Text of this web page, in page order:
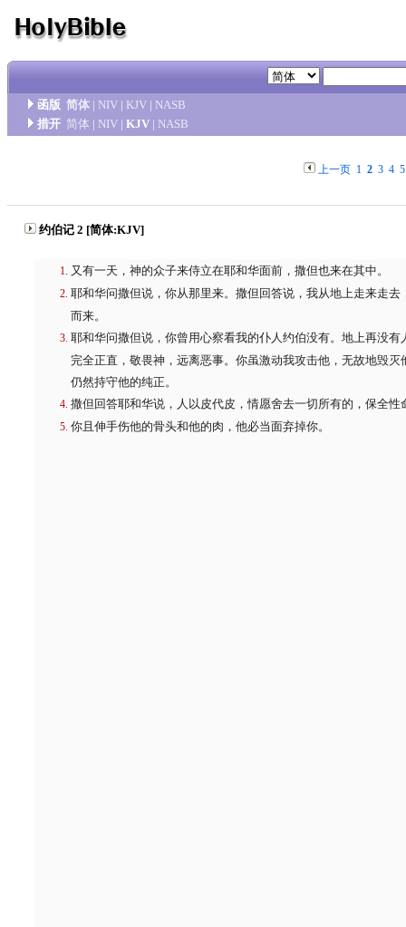
函版 简体 | NIV | KJV | NASB
措开 简体 | NIV | KJV | NASB
上一页 1 2 3 4 5
约伯记 2 [简体:KJV]
又有一天，神的众子来侍立在耶和华面前，撒但也来在其中。
耶和华问撒但说，你从那里来。撒但回答说，我从地上走来走去
而来。
耶和华问撒但说，你曾用心察看我的仆人约伯没有。地上再没有
完全正直，敬畏神，远离恶事。你虽激动我攻击他，无故地毁灭
仍然持守他的纯正。
撒但回答耶和华说，人以皮代皮，情愿舍去一切所有的，保全性
你且伸手伤他的骨头和他的肉，他必当面弃掉你。